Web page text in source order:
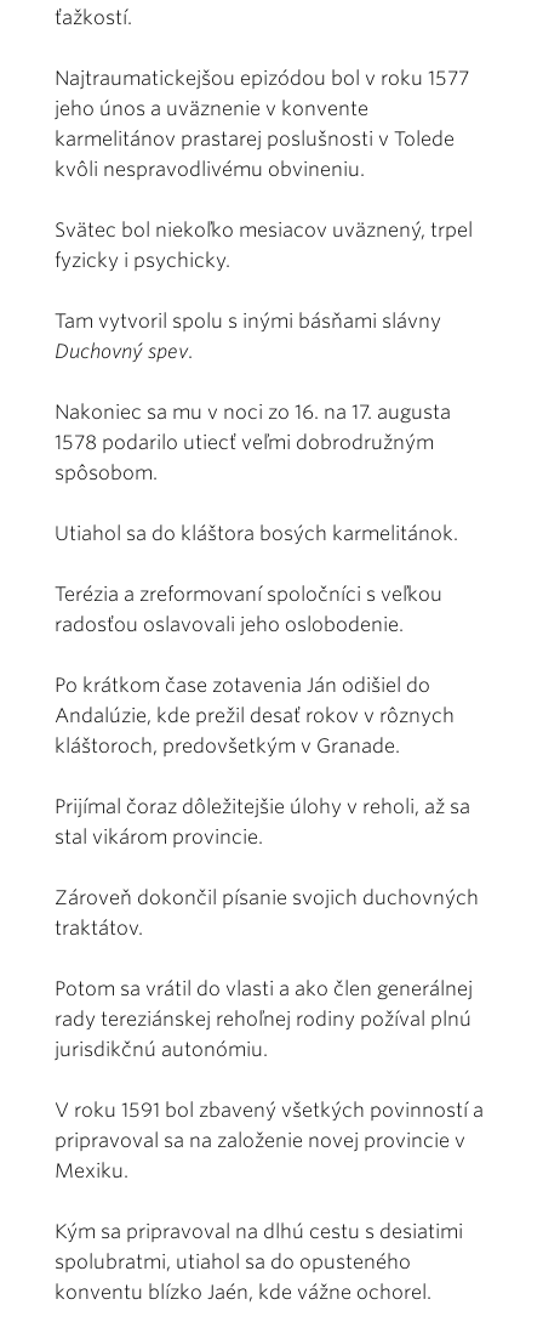
ťažkostí.
Najtraumatickejšou epizódou bol v roku 1577
jeho únos a uväznenie v konvente
karmelitánov prastarej poslušnosti v Tolede
kvôli nespravodlivému obvineniu.
Svätec bol niekoľko mesiacov uväznený, trpel
fyzicky i psychicky.
Tam vytvoril spolu s inými básňami slávny
Duchovný spev.
Nakoniec sa mu v noci zo 16. na 17. augusta
1578 podarilo utiecť veľmi dobrodružným
spôsobom.
Utiahol sa do kláštora bosých karmelitánok.
Terézia a zreformovaní spoločníci s veľkou
radosťou oslavovali jeho oslobodenie.
Po krátkom čase zotavenia Ján odišiel do
Andalúzie, kde prežil desať rokov v rôznych
kláštoroch, predovšetkým v Granade.
Prijímal čoraz dôležitejšie úlohy v reholi, až sa
stal vikárom provincie.
Zároveň dokončil písanie svojich duchovných
traktátov.
Potom sa vrátil do vlasti a ako člen generálnej
rady tereziánskej rehoľnej rodiny požíval plnú
jurisdikčnú autonómiu.
V roku 1591 bol zbavený všetkých povinností a
pripravoval sa na založenie novej provincie v
Mexiku.
Kým sa pripravoval na dlhú cestu s desiatimi
spolubratmi, utiahol sa do opusteného
konventu blízko Jaén, kde vážne ochorel.